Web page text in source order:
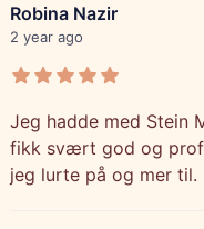
Robina Nazir
2 year ago
Jeg hadde med Stein
fikk svært god og
jeg lurte på og mer til.